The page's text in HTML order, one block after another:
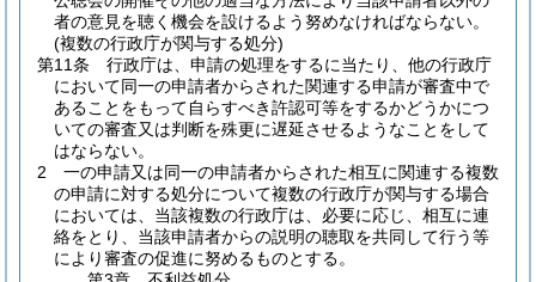
者の意見を聴く機会を設けるよう努めなければならない。
(複数の行政庁が関与する処分)
第11条
行政庁は、申請の処理をするに当たり、他の行政庁
において同一の申請者からされた関連する申請が審査中で
あることをもって自らすべき許認可等をするかどうかにつ
いての審査又は判断を殊更に遅延させるようなことをして
はならない。
2
一の申請又は同一の申請者からされた相互に関連する複数
の申請に対する処分について複数の行政庁が関与する場合
においては、当該複数の行政庁は、必要に応じ、相互に連
絡をとり、当該申請者からの説明の聴取を共同して行う等
により審査の促進に努めるものとする。